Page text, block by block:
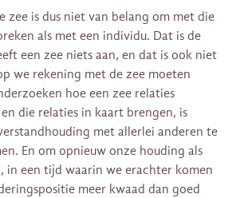
zee is dus niet van belang om met die
als met een individu. Dat is de
een zee niets aan, en dat is ook niet
we rekening met de zee moeten
hoe een zee relaties
die relaties in kaart brengen, is
met allerlei anderen te
En om opnieuw onze houding als
in een tijd waarin we erachter komen
meer kwaad dan goed